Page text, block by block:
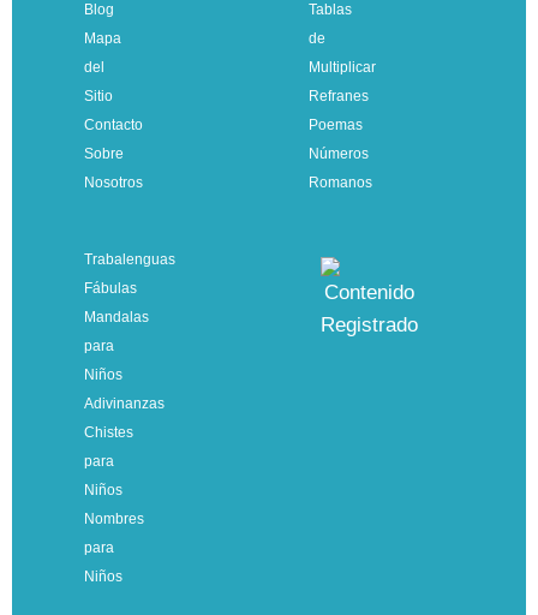
Blog
Mapa
del
Sitio
Contacto
Sobre
Nosotros
Tablas
de
Multiplicar
Refranes
Poemas
Números
Romanos
Trabalenguas
Fábulas
Mandalas
para
Niños
Adivinanzas
Chistes
para
Niños
Nombres
para
Niños